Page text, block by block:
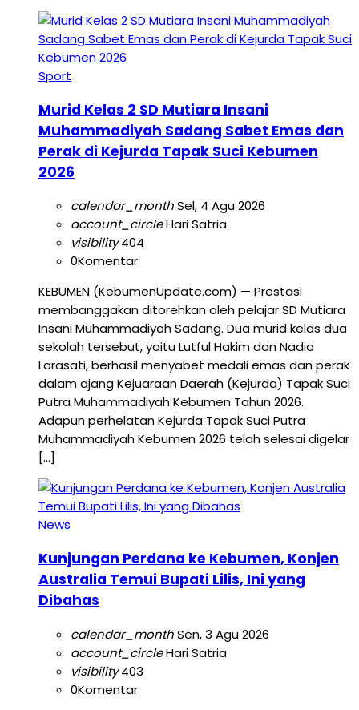
Sport
Murid Kelas 2 SD Mutiara Insani
Muhammadiyah Sadang Sabet Emas dan
Perak di Kejurda Tapak Suci Kebumen
2026
calendar_monthSel, 4 Agu 2026
account_circleHari Satria
visibility404
0Komentar
KEBUMEN (KebumenUpdate.com) — Prestasi
membanggakan ditorehkan oleh pelajar SD Mutiara
Insani Muhammadiyah Sadang. Dua murid kelas dua
sekolah tersebut, yaitu Lutful Hakim dan Nadia
Larasati, berhasil menyabet medali emas dan perak
dalam ajang Kejuaraan Daerah (Kejurda) Tapak Suci
Putra Muhammadiyah Kebumen Tahun 2026.
Adapun perhelatan Kejurda Tapak Suci Putra
Muhammadiyah Kebumen 2026 telah selesai digelar
[…]
News
Kunjungan Perdana ke Kebumen, Konjen
Australia Temui Bupati Lilis, Ini yang
Dibahas
calendar_monthSen, 3 Agu 2026
account_circleHari Satria
visibility403
0Komentar